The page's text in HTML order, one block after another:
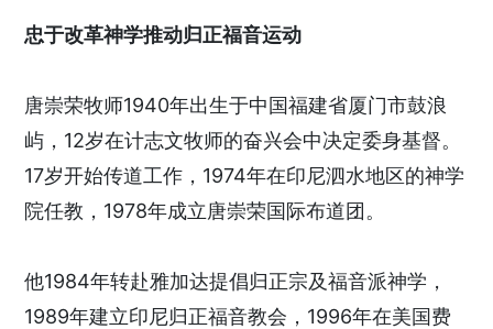
忠于改革神学推动归正福音运动
唐崇荣牧师1940年出生于中国福建省厦门市鼓浪
屿，12岁在计志文牧师的奋兴会中决定委身基督。
17岁开始传道工作，1974年在印尼泗水地区的神学
院任教，1978年成立唐崇荣国际布道团。
他1984年转赴雅加达提倡归正宗及福音派神学，
1989年建立印尼归正福音教会，1996年在美国费